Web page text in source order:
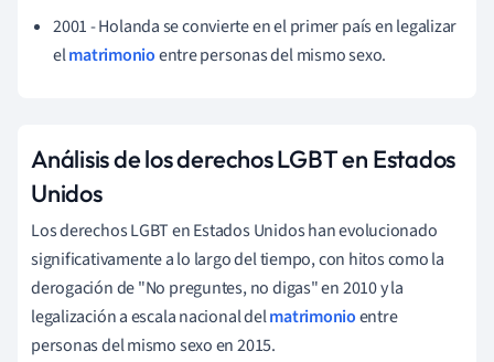
2001 - Holanda se convierte en el primer país en legalizar
elmatrimonioentre personas del mismo sexo.
Análisis de los derechos LGBT en Estados
Unidos
Los derechos LGBT en Estados Unidos han evolucionado
significativamente a lo largo del tiempo, con hitos como la
derogación de "No preguntes, no digas" en 2010 y la
legalización a escala nacional delmatrimonioentre
personas del mismo sexo en 2015.